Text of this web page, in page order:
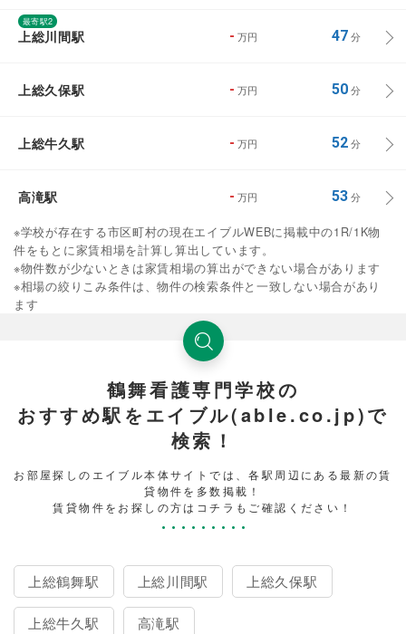
最寄駅2
上総川間駅 - 万円 47分
上総久保駅 - 万円 50分
上総牛久駅 - 万円 52分
高滝駅 - 万円 53分
※学校が存在する市区町村の現在エイブルWEBに掲載中の1R/1K物
件をもとに家賃相場を計算し算出しています。
※物件数が少ないときは家賃相場の算出ができない場合があります
※相場の絞りこみ条件は、物件の検索条件と一致しない場合があり
ます
鶴舞看護専門学校の
おすすめ駅をエイブル(able.co.jp)で
検索！
お部屋探しのエイブル本体サイトでは、各駅周辺にある最新の賃
貸物件を多数掲載！
賃貸物件をお探しの方はコチラもご確認ください！
上総鶴舞駅 上総川間駅 上総久保駅
上総牛久駅 高滝駅